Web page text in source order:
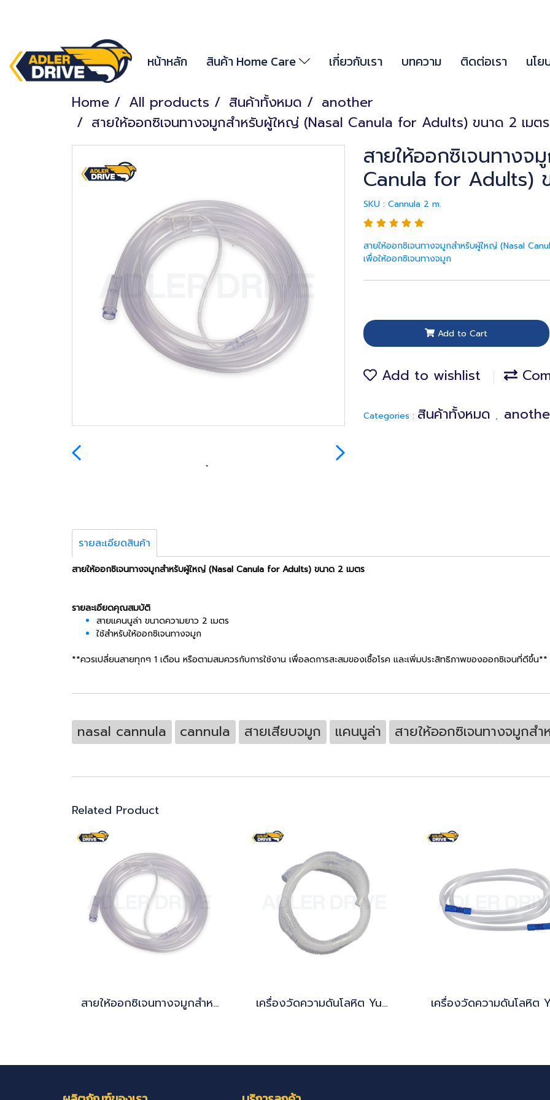
หน้าหลัก สินค้า Home Care เกี่ยวกับเรา บทความ ติดต่อเรา นโย
Home All products สินค้าทั้งหมด
another
สายให้ออกซิเจนทางจมูกสำหรับผู้ใหญ่ (Nasal Canula for Adults) ขนาด 2 เมตร
สายให้ออกซิเจนทาง
Canula for Adults)
SKU : Cannula 2 m.
สายให้ออกซิเจนทางจมูกสำหรับผู้ใหญ่ (Nasal
เพื่อให้ออกซิเจนทางจมูก
Add to Cart
Add to wishlist
Categories : สินค้าทั้งหมด ,
รายละเอียดสินค้า
สายให้ออกซิเจนทางจมูกสำหรับผู้ใหญ่ (Nasal Canula for Adults) ขนาด 2 เมตร
รายละเอียดคุณสมบัติ
สายแคนนูล่า ขนาดความยาว 2 เมตร
ใช้สำหรับให้ออกซิเจนทางจมูก
**ควรเปลี่ยนสายทุกๆ 1 เดือน หรือตามสมควรกับการใช้งาน เพื่อลดการสะสมของเชื้อโรค และเพิ่มประสิทธิภาพของออกซิเจนที่ดีขึ้น**
nasal cannula cannula สายเสียบจมูก แคนนูล่า สายให้ออกซิเจนทางจมูกส
Related Product
สายให้ออกซิเจนทางจมูกสำหรับผู้ใหญ่ (Nasal Canula for Adults) ขนาด 4 เมตร เครื่องวัดความดันโลหิต Yuwell รุ่น YE-670A(copy)(copy)(copy)(copy)(copy)(copy)(copy)(copy)(copy)(copy)(copy)(copy)(copy)(copy)(copy)(copy)(copy)(copy)(copy)(copy)(copy)